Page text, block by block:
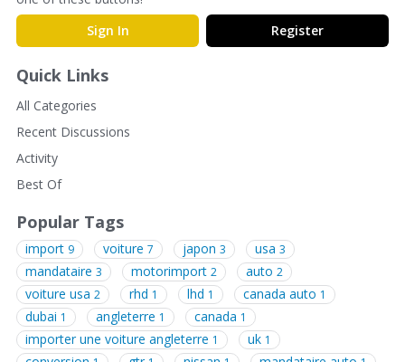
o
i
t
Sign In
Register
Quick Links
All Categories
Recent Discussions
Activity
Best Of
Popular Tags
import 9 voiture 7 japon 3 usa 3
mandataire 3 motorimport 2 auto 2
voiture usa 2 rhd 1 lhd 1 canada auto 1
dubai 1 angleterre 1 canada 1
importer une voiture angleterre 1 uk 1